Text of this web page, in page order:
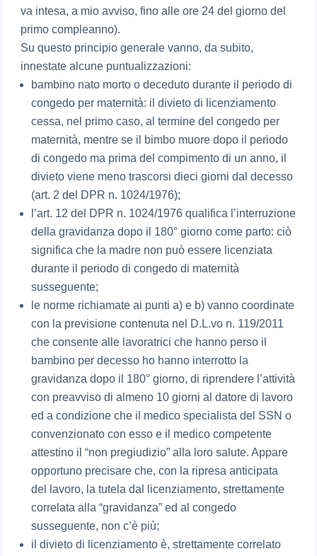
va intesa, a mio avviso, fino alle ore 24 del giorno del
primo compleanno).
Su questo principio generale vanno, da subito,
innestate alcune puntualizzazioni:
bambino nato morto o deceduto durante il periodo di
congedo per maternità: il divieto di licenziamento
cessa, nel primo caso, al termine del congedo per
maternità, mentre se il bimbo muore dopo il periodo
di congedo ma prima del compimento di un anno, il
divieto viene meno trascorsi dieci giorni dal decesso
(art. 2 del DPR n. 1024/1976);
l’art. 12 del DPR n. 1024/1976 qualifica l’interruzione
della gravidanza dopo il 180° giorno come parto: ciò
significa che la madre non può essere licenziata
durante il periodo di congedo di maternità
susseguente;
le norme richiamate ai punti a) e b) vanno coordinate
con la previsione contenuta nel D.L.vo n. 119/2011
che consente alle lavoratrici che hanno perso il
bambino per decesso ho hanno interrotto la
gravidanza dopo il 180° giorno, di riprendere l’attività
con preavviso di almeno 10 giorni al datore di lavoro
ed a condizione che il medico specialista del SSN o
convenzionato con esso e il medico competente
attestino il “non pregiudizio” alla loro salute. Appare
opportuno precisare che, con la ripresa anticipata
del lavoro, la tutela dal licenziamento, strettamente
correlata alla “gravidanza” ed al congedo
susseguente, non c’è più;
il divieto di licenziamento è, strettamente correlato